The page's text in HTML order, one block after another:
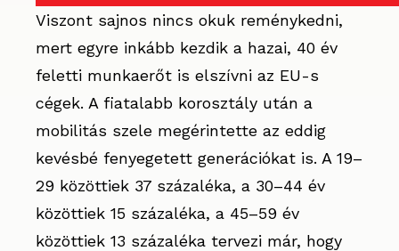
Viszont sajnos nincs okuk reménykedni,
mert egyre inkább kezdik a hazai, 40 év
feletti munkaerőt is elszívni az EU-s
cégek. A fiatalabb korosztály után a
mobilitás szele megérintette az eddig
kevésbé fenyegetett generációkat is. A 19–
29 közöttiek 37 százaléka, a 30–44 év
közöttiek 15 százaléka, a 45–59 év
közöttiek 13 százaléka tervezi már, hogy